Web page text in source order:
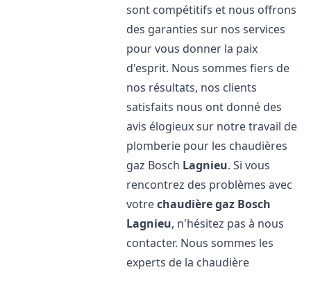
sont compétitifs et nous offrons
des garanties sur nos services
pour vous donner la paix
d'esprit. Nous sommes fiers de
nos résultats, nos clients
satisfaits nous ont donné des
avis élogieux sur notre travail de
plomberie pour les chaudières
gaz Bosch Lagnieu. Si vous
rencontrez des problèmes avec
votrechaudière gaz Bosch
Lagnieu, n'hésitez pas à nous
contacter. Nous sommes les
experts de la chaudière